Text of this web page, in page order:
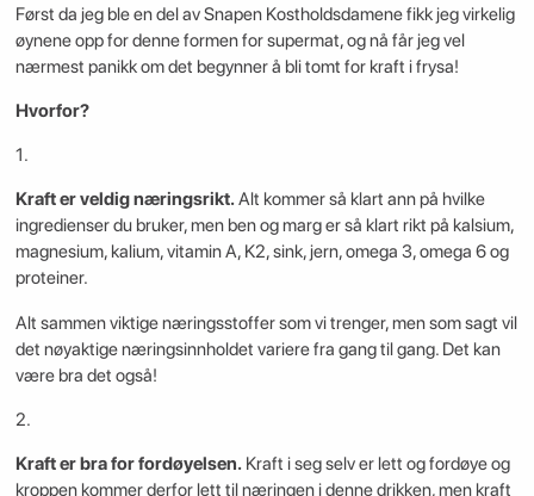
Først da jeg ble en del av Snapen Kostholdsdamene fikk jeg virkelig
øynene opp for denne formen for supermat, og nå får jeg vel
nærmest panikk om det begynner å bli tomt for kraft i frysa!
Hvorfor?
1.
Kraft er veldig næringsrikt.Alt kommer så klart ann på hvilke
ingredienser du bruker, men ben og marg er så klart rikt på kalsium,
magnesium, kalium, vitamin A, K2, sink, jern, omega 3, omega 6 og
proteiner.
Alt sammen viktige næringsstoffer som vi trenger, men som sagt vil
det nøyaktige næringsinnholdet variere fra gang til gang. Det kan
være bra det også!
2.
Kraft er bra for fordøyelsen. Kraft i seg selv er lett og fordøye og
kroppen kommer derfor lett til næringen i denne drikken, men kraft